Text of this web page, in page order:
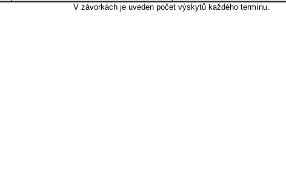
V závorkách je uveden počet výskytů každého termínu.